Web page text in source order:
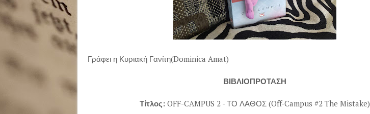
Γράφει η Κυριακή Γανίτη(Dominica Amat)
ΒΙΒΛΙΟΠΡΟΤΑΣΗ
Τίτλος: OFF-CAMPUS 2 - ΤΟ ΛΑΘΟΣ (Off-Campus #2 The Mistake)